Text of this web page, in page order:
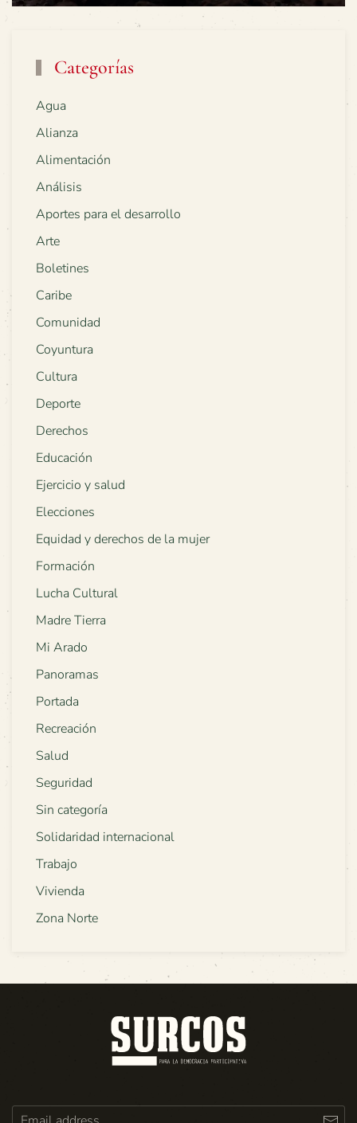
Categorías
Agua
Alianza
Alimentación
Análisis
Aportes para el desarrollo
Arte
Boletines
Caribe
Comunidad
Coyuntura
Cultura
Deporte
Derechos
Educación
Ejercicio y salud
Elecciones
Equidad y derechos de la mujer
Formación
Lucha Cultural
Madre Tierra
Mi Arado
Panoramas
Portada
Recreación
Salud
Seguridad
Sin categoría
Solidaridad internacional
Trabajo
Vivienda
Zona Norte